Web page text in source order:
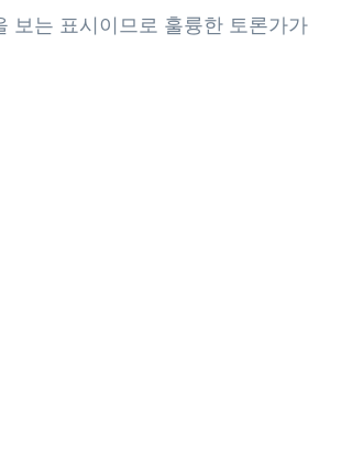
보는 표시이므로 훌륭한 토론가가